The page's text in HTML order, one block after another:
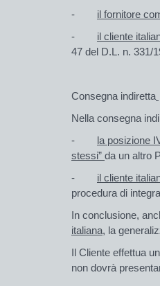
- il fornitore
- il cliente
47 del D.L. n. 331/
Consegna indiretta
Nella consegna
- la posizione
stessi” da un altro
- il cliente
procedura di
In conclusione,
italiana, la
Il Cliente effettua
non dovrà